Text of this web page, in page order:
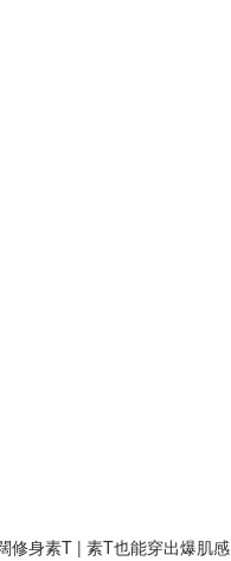
修身素T | 素T也能穿出爆肌感